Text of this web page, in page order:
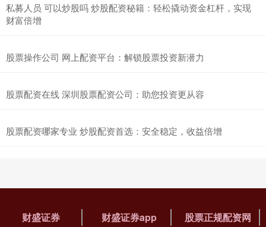
私募人员 可以炒股吗 炒股配资秘籍：轻松撬动资金杠杆，实现
财富倍增
股票操作公司 网上配资平台：解锁股票投资新潜力
股票配资在线 深圳股票配资公司：助您投资更从容
股票配资哪家专业 炒股配资首选：安全稳定，收益倍增
财盛证券 财盛证券app 股票正规配资网